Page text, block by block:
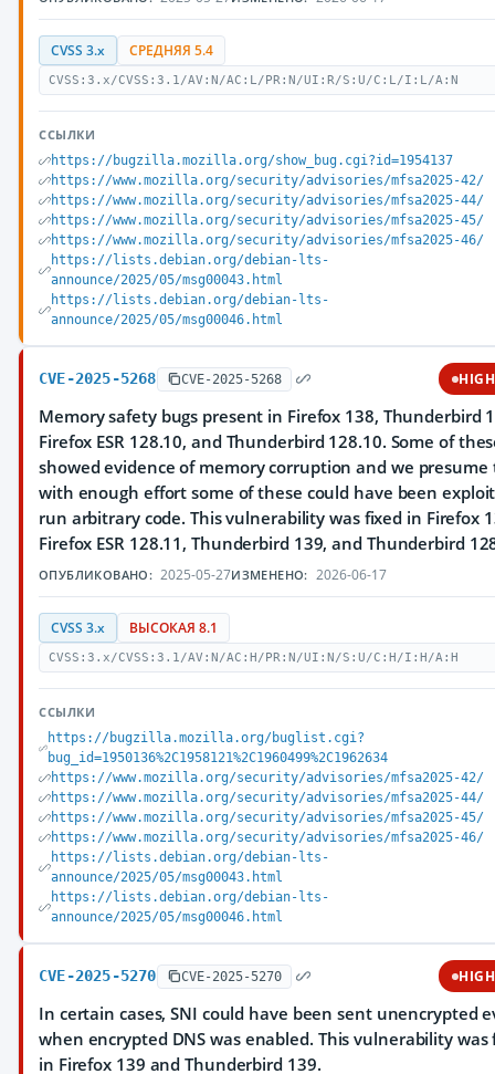
CVSS 3.x СРЕДНЯЯ 5.4
CVSS:3.x/CVSS:3.1/AV:N/AC:L/PR:N/UI:R/S:U/C:L/I:L/A:N
ССЫЛКИ
https://bugzilla.mozilla.org/show_bug.cgi?id=1954137
https://www.mozilla.org/security/advisories/mfsa2025-42/
https://www.mozilla.org/security/advisories/mfsa2025-44/
https://www.mozilla.org/security/advisories/mfsa2025-45/
https://www.mozilla.org/security/advisories/mfsa2025-46/
https://lists.debian.org/debian-lts-
announce/2025/05/msg00043.html
https://lists.debian.org/debian-lts-
announce/2025/05/msg00046.html
CVE-2025-5268 CVE-2025-5268 HIGH
Memory safety bugs present in Firefox 138, Thunderbird
Firefox ESR 128.10, and Thunderbird 128.10. Some of
showed evidence of memory corruption and we
with enough effort some of these could have been
run arbitrary code. This vulnerability was fixed in Firefox
Firefox ESR 128.11, Thunderbird 139, and Thunderbird
ОПУБЛИКОВАНО: 2025-05-27ИЗМЕНЕНО: 2026-06-17
CVSS 3.x ВЫСОКАЯ 8.1
CVSS:3.x/CVSS:3.1/AV:N/AC:H/PR:N/UI:N/S:U/C:H/I:H/A:H
ССЫЛКИ
https://bugzilla.mozilla.org/buglist.cgi?
bug_id=1950136%2C1958121%2C1960499%2C1962634
https://www.mozilla.org/security/advisories/mfsa2025-42/
https://www.mozilla.org/security/advisories/mfsa2025-44/
https://www.mozilla.org/security/advisories/mfsa2025-45/
https://www.mozilla.org/security/advisories/mfsa2025-46/
https://lists.debian.org/debian-lts-
announce/2025/05/msg00043.html
https://lists.debian.org/debian-lts-
announce/2025/05/msg00046.html
CVE-2025-5270 CVE-2025-5270 HIGH
In certain cases, SNI could have been sent unencrypted
when encrypted DNS was enabled. This vulnerability was
in Firefox 139 and Thunderbird 139.